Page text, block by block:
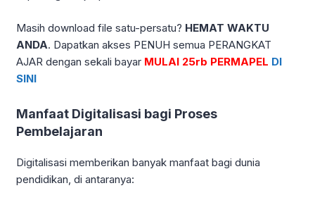
Masih download file satu-persatu? HEMAT WAKTU
ANDA. Dapatkan akses PENUH semua PERANGKAT
AJAR dengan sekali bayar MULAI 25rb PERMAPEL DI
SINI
Manfaat Digitalisasi bagi Proses
Pembelajaran
Digitalisasi memberikan banyak manfaat bagi dunia
pendidikan, di antaranya: